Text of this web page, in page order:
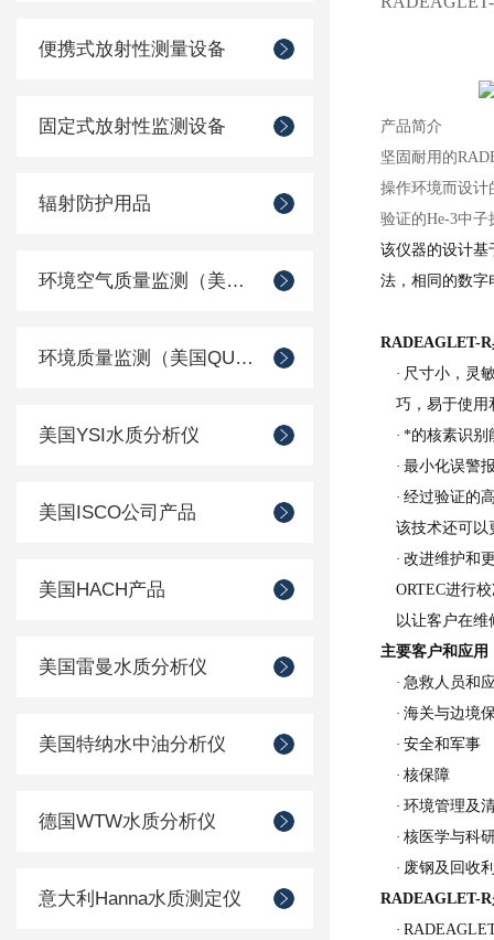
便携式放射性测量设备
固定式放射性监测设备
辐射防护用品
环境空气质量监测（美国Met one）
环境质量监测（美国QUEST）
美国YSI水质分析仪
美国ISCO公司产品
美国HACH产品
美国雷曼水质分析仪
美国特纳水中油分析仪
德国WTW水质分析仪
意大利Hanna水质测定仪
产品简介
坚固耐用的
操作环境而设计
验证的He-3中子
该仪器的设计基
法，相同的数字
RADEAGLET-
· 尺寸小，灵
巧，易于使用
· *的核素识别
· 最小化误警
· 经过验证的
该技术还可以
· 改进维护和
ORTEC进行
以让客户在
主要客户和应用
· 急救人员和
· 海关与边境
· 安全和军事
· 核保障
· 环境管理及
· 核医学与科
· 废钢及回收
RADEAGLET-
·